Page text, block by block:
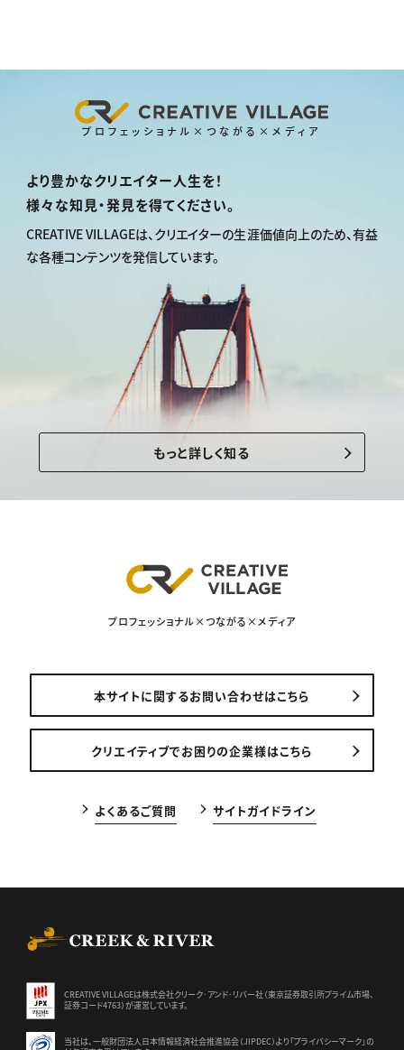
プロフェッショナル×つながる×メディア
より豊かなクリエイター人生を！
様々な知見・発見を得てください。
CREATIVE VILLAGEは、クリエイターの生涯価値向上のため、有益
な各種コンテンツを発信しています。
もっと詳しく知る
プロフェッショナル×つながる×メディア
本サイトに関するお問い合わせはこちら
クリエイティブでお困りの企業様はこちら
よくあるご質問 サイトガイドライン
CREATIVE VILLAGEは株式会社クリーク･アンド･リバー社（東京証券取引所プライム市場、
証券コード4763）が運営しています。
当社は、一般財団法人日本情報経済社会推進協会（JIPDEC）より 「プライバシーマーク」の